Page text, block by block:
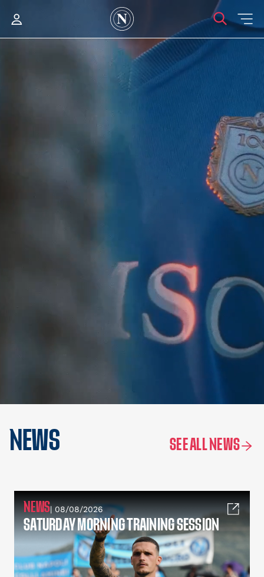
NEWS SEE ALL NEWS
NEWS| 08/08/2026
SATURDAY MORNING TRAINING SESSION